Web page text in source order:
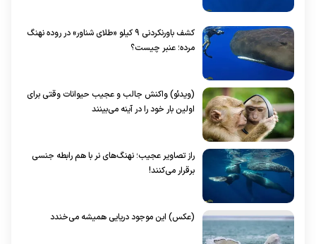
کشف باورنکردنی ۹ کیلو «طلای شناور» در روده نهنگ
مرده؛ عنبر چیست؟
(ویدئو) واکنش جالب و عجیب حیوانات وقتی برای
اولین بار خود را در آینه می‌بینند
راز تصاویر عجیب؛ نهنگ‌های نر با هم رابطه جنسی
برقرار می‌کنند!
(عکس) این موجود دریایی همیشه می‌خندد